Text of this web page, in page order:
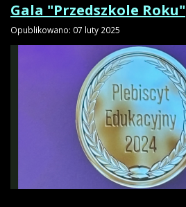
Gala "Przedszkole Roku"
Opublikowano: 07 luty 2025